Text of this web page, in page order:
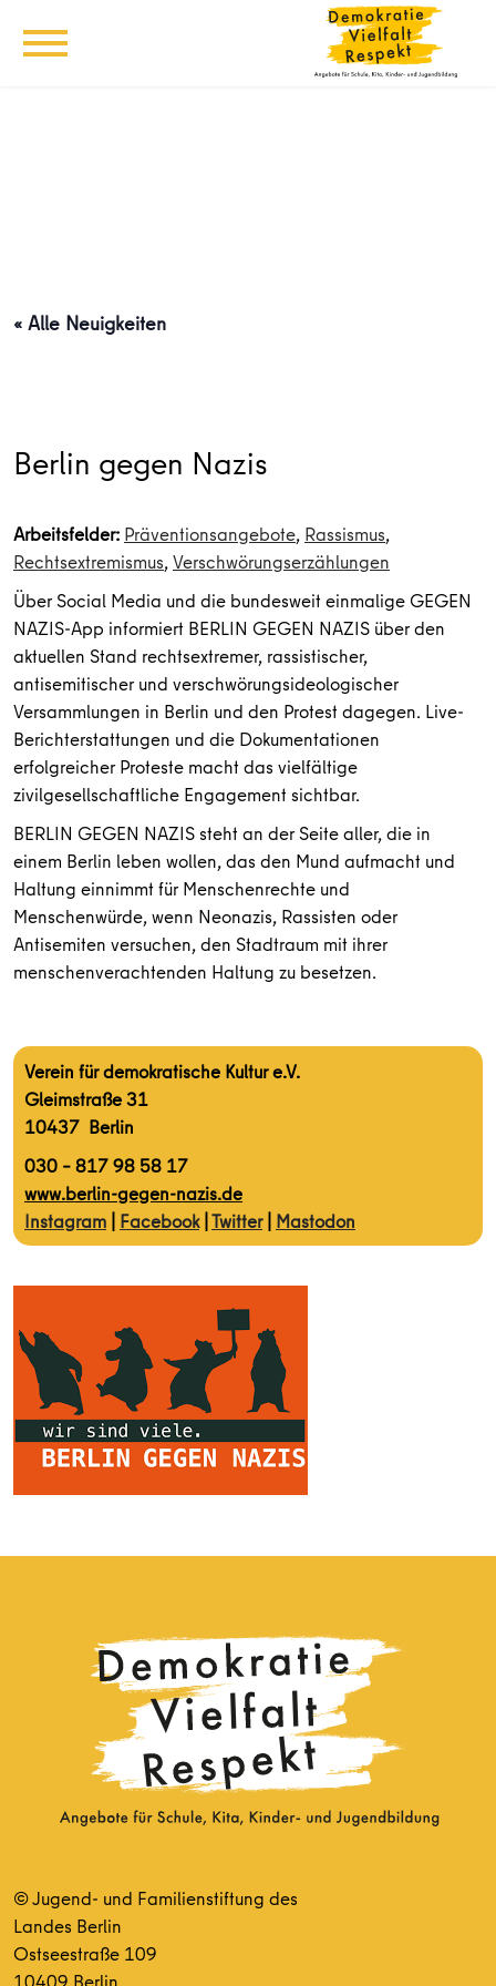
« Alle Neuigkeiten
Berlin gegen Nazis
Arbeitsfelder: Präventionsangebote, Rassismus,
Rechtsextremismus,Verschwörungserzählungen
Über Social Media und die bundesweit einmalige GEGEN
NAZIS-App informiert BERLIN GEGEN NAZIS über den
aktuellen Stand rechtsextremer, rassistischer,
antisemitischer und verschwörungsideologischer
Versammlungen in Berlin und den Protest dagegen. Live-
Berichterstattungen und die Dokumentationen
erfolgreicher Proteste macht das vielfältige
zivilgesellschaftliche Engagement sichtbar.
BERLIN GEGEN NAZIS steht an der Seite aller, die in
einem Berlin leben wollen, das den Mund aufmacht und
Haltung einnimmt für Menschenrechte und
Menschenwürde, wenn Neonazis, Rassisten oder
Antisemiten versuchen, den Stadtraum mit ihrer
menschenverachtenden Haltung zu besetzen.
Verein für demokratische Kultur e.V.
Gleimstraße 31
10437 Berlin
030 – 817 98 58 17
www.berlin-gegen-nazis.de
Instagram | Facebook|Twitter| Mastodon
© Jugend- und Familienstiftung des
Landes Berlin
Ostseestraße 109
10409 Berlin